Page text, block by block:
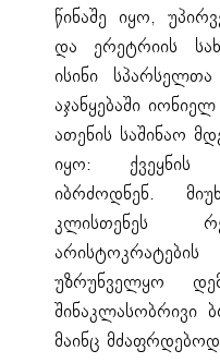
წინაშე იყო,
და ერეტრიის
ისინი
აჯანყებაში
ათენის საშინაო
იყო: ქვეყნის
იბრძოდნენ.
კლისთენეს
უზრუნველყო
შინაკლასობრივი
მაინც